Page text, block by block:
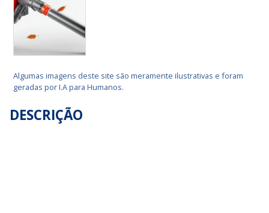
Algumas imagens deste site são meramente ilustrativas e foram
geradas por I.A para Humanos.
DESCRIÇÃO